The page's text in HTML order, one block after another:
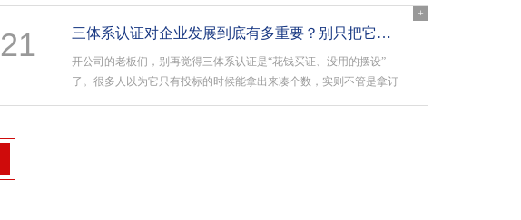
ISO9001，解决的是企业每天都在面对的问题：客户要求怎么识别？
产品质量怎么稳定？问题发生后怎么追溯？同样···
三体系认证对企业发展到底有多重要？别只把它当投标“敲门砖”
开公司的老板们，别再觉得三体系认证是“花钱买证、没用的摆设”
了。很多人以为它只有投标的时候能拿出来凑个数，实则不管是拿订
+